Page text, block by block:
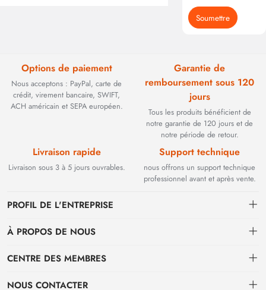
Soumettre
Options de paiement
Nous acceptons : PayPal, carte de
crédit, virement bancaire, SWIFT,
ACH américain et SEPA européen.
Garantie de
remboursement sous 120
jours
Tous les produits bénéficient de
notre garantie de 120 jours et de
notre période de retour.
Livraison rapide
Livraison sous 3 à 5 jours ouvrables.
Support technique
nous offrons un support technique
professionnel avant et après vente.
PROFIL DE L'ENTREPRISE
Fondée en 2002, BEYOND TECHNOLOGY INTERNATIONAL LIMITED
performance. Face à l'évolution des réseaux industriels, nous avons
À PROPOS DE NOUS
Contact
CENTRE DES MEMBRES
centre personnel
NOUS CONTACTER